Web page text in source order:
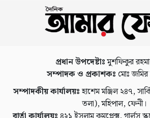
করে পুরো
পরিবেশ সৃষ্টি
মন্তব্য, তদন্ত
রাশেদ খাঁন
রাশিয়ার
প্রধান উপদেষ্টাঃমুশফিকুর
সম্পাদক ও প্রকাশকঃ মোঃ জমির
সম্পাদকীয় কার্যালয়ঃহাশেম মঞ্জিল ২৪৭,
তলা), মহিপাল, ফেনী।